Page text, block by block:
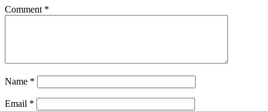
Comment *
Name *
Email *